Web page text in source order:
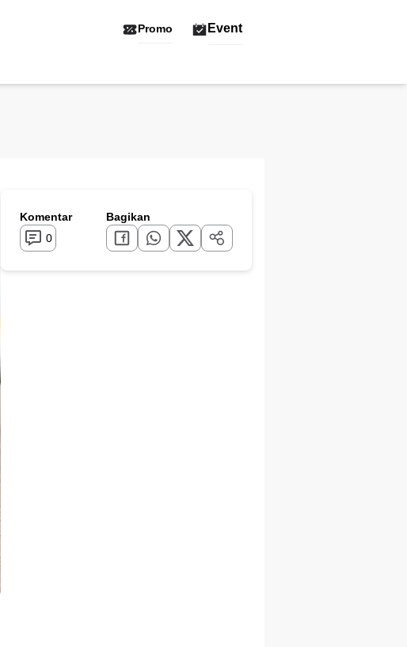
Promo Event
Komentar
0
Bagikan